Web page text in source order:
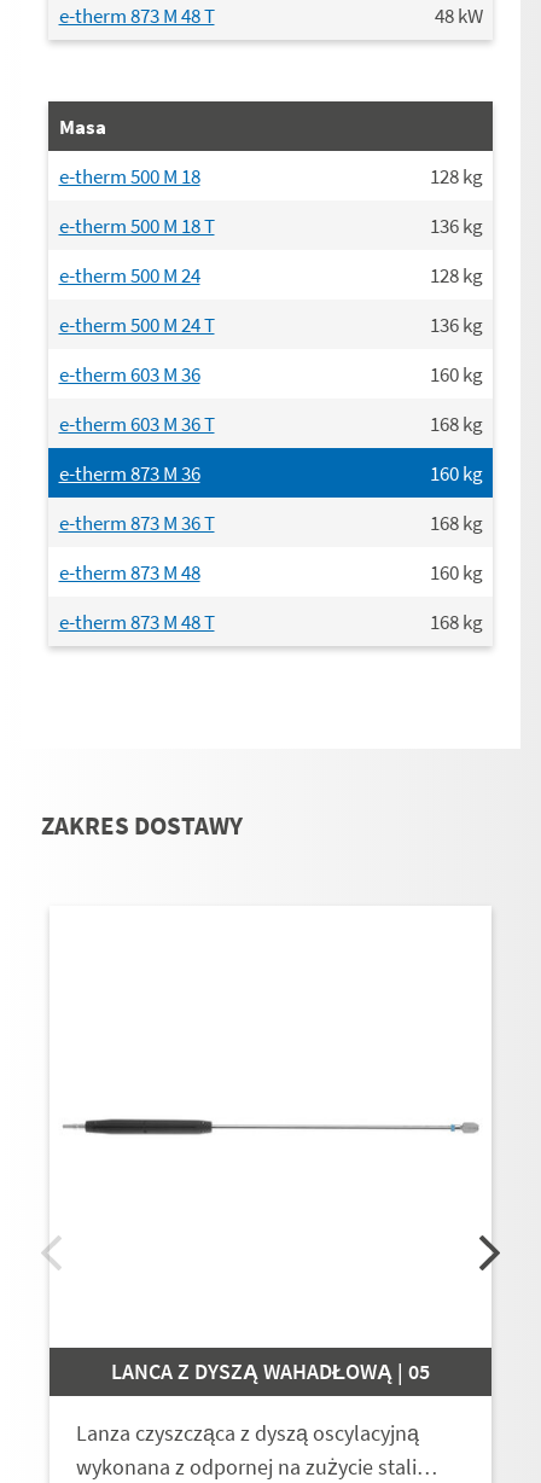
e-therm 873 M 48 T
48kW
Masa
e-therm 500 M 18
128kg
e-therm 500 M 18 T
136kg
e-therm 500 M 24
128kg
e-therm 500 M 24 T
136kg
e-therm 603 M 36
160kg
e-therm 603 M 36 T
168kg
e-therm 873 M 36
160kg
e-therm 873 M 36 T
168kg
e-therm 873 M 48
160kg
e-therm 873 M 48 T
168kg
ZAKRES DOSTAWY
LANCA Z DYSZĄ WAHADŁOWĄ | 05
Lanza czyszcząca z dyszą oscylacyjną
wykonana z odpornej na zużycie stali…